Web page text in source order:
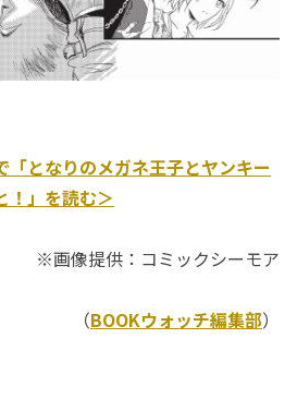
「となりのメガネ王子とヤンキー
！」を読む＞
※画像提供：コミックシーモア
（BOOKウォッチ編集部）